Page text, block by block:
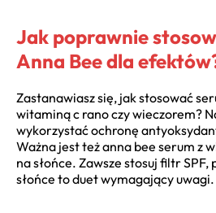
Jak poprawnie
Anna Bee dla
Zastanawiasz się, jak stosować
witaminą c rano czy wieczorem?
wykorzystać ochronę
Ważna jest też anna bee serum z
na słońce. Zawsze stosuj filtr
słońce to duet wymagający uwagi.